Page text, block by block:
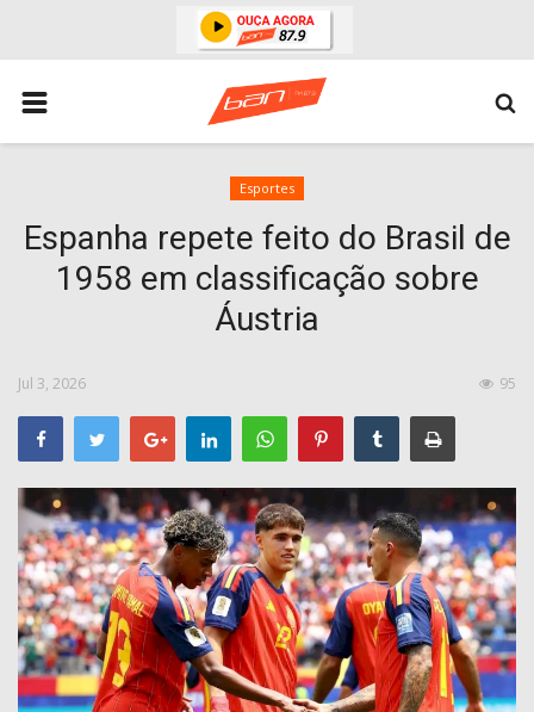
HOME
ESPORTES
POLITICA
ESPERANÇA PB
ENTRETENIMENTO
MUNDO
BRASIL
ACIDENTE
COMO ANUNCIAR
PROGRAMAÇÃO
QUEM SOMOS
MUSICA
Esportes
Espanha repete feito do Brasil de
1958 em classificação sobre
Áustria
Jul 3, 2026 95